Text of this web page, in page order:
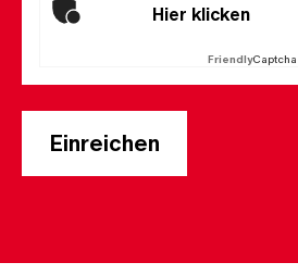
Hier klicken
Friendly